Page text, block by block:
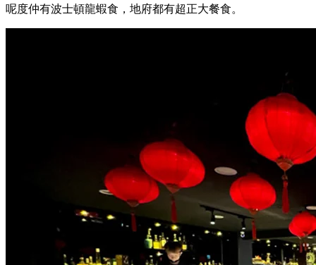
呢度仲有波士頓龍蝦食，地府都有超正大餐食。